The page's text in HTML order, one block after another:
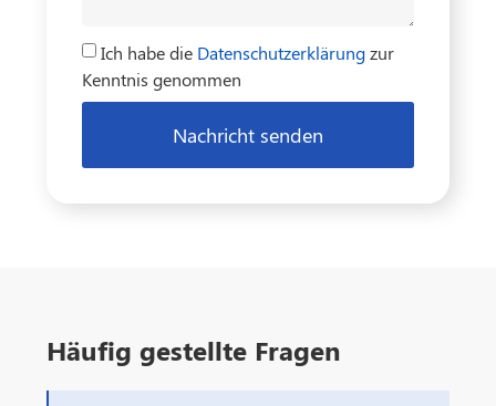
Ich habe die Datenschutzerklärungzur
Kenntnis genommen
Nachricht senden
Häufig gestellte Fragen